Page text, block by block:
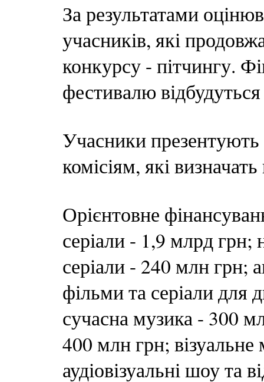
За результатами
учасників, які
конкурсу - пітчингу.
фестивалю
Учасники
комісіям, які
Орієнтовне
серіали - 1,9 млрд грн;
серіали - 240 млн грн;
фільми та серіали для
сучасна музика - 300
400 млн грн;
аудіовізуальні шоу та